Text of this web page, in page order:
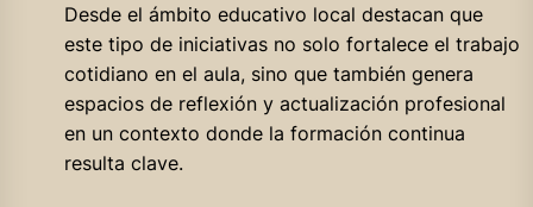
Desde el ámbito educativo local destacan que
este tipo de iniciativas no solo fortalece el trabajo
cotidiano en el aula, sino que también genera
espacios de reflexión y actualización profesional
en un contexto donde la formación continua
resulta clave.